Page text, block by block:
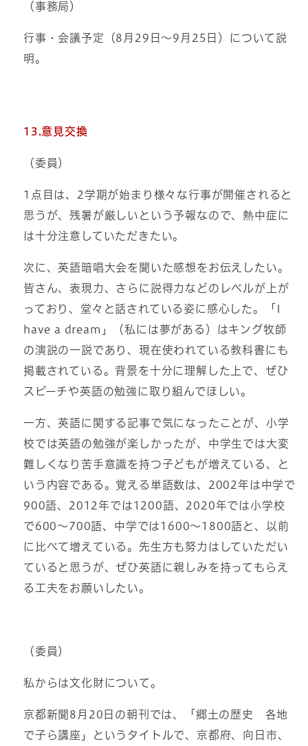
（事務局）
行事・会議予定（8月29日～9月25日）について説
明。
13.意見交換
（委員）
1点目は、2学期が始まり様々な行事が開催されると
思うが、残暑が厳しいという予報なので、熱中症に
は十分注意していただきたい。
次に、英語暗唱大会を聞いた感想をお伝えしたい。
皆さん、表現力、さらに説得力などのレベルが上が
っており、堂々と話されている姿に感心した。「I
have a dream」（私には夢がある）はキング牧師
の演説の一説であり、現在使われている教科書にも
掲載されている。背景を十分に理解した上で、ぜひ
スピーチや英語の勉強に取り組んでほしい。
一方、英語に関する記事で気になったことが、小学
校では英語の勉強が楽しかったが、中学生では大変
難しくなり苦手意識を持つ子どもが増えている、と
いう内容である。覚える単語数は、2002年は中学で
900語、2012年では1200語、2020年では小学校
で600～700語、中学では1600～1800語と、以前
に比べて増えている。先生方も努力はしていただい
ていると思うが、ぜひ英語に親しみを持ってもらえ
る工夫をお願いしたい。
（委員）
私からは文化財について。
京都新聞8月20日の朝刊では、「郷土の歴史 各地
で子ら講座」というタイトルで、京都府、向日市、